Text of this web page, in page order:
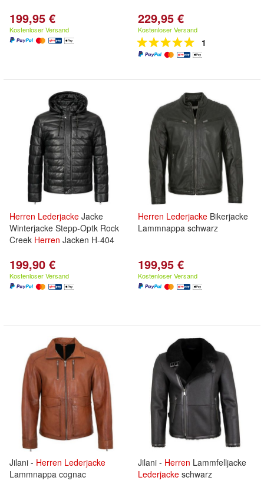
199,95 €
Kostenloser Versand
229,95 €
Kostenloser Versand
1
Herren Lederjacke Jacke
Winterjacke Stepp-Optk Rock
Creek Herren Jacken H-404
199,90 €
Kostenloser Versand
Herren Lederjacke Bikerjacke
Lammnappa schwarz
199,95 €
Kostenloser Versand
Jilani - Herren Lederjacke
Lammnappa cognac
Jilani - Herren Lammfelljacke
Lederjacke schwarz